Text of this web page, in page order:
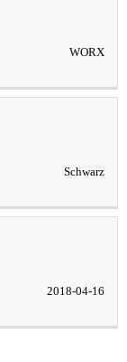
WORX
Schwarz
2018-04-16